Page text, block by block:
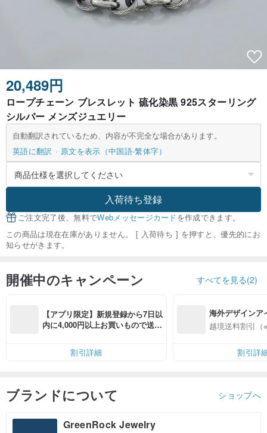
20,489円
ロープチェーン ブレスレット 硫化染黒 925スターリング
シルバー メンズジュエリー
自動翻訳されているため、内容が不完全な場合があります。
英語に翻訳
原文を表示（中国語-繁体字）
入荷待ち登録
ご注文完了後、無料でWebメッセージカードを作成できます。
この商品は現在在庫がありません。 [ 入荷待ち ] を押すと、優先的にお
知らせがきます。
開催中のキャンペーン すべてを見る(2)
【アプリ限定】新規登録から7日以
内に4,000円以上お買いもので送料
割引詳細
海外デザインア
入
越境送料割引（
割引詳
ブランドについて ショップへ
GreenRock Jewelry